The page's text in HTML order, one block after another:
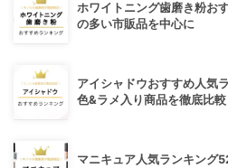
ホワイトニング歯磨き粉お
の多い市販品を中心に
アイシャドウおすすめ人気
色&ラメ入り商品を徹底比較
マニキュア人気ランキング